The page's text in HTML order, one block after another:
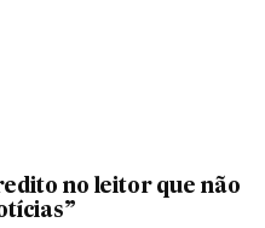
no leitor que não